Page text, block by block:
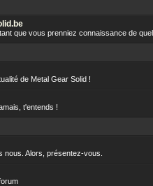
que vous prenniez connaissance de
de Metal Gear Solid !
t'entends !
nous. Alors, présentez-vous.